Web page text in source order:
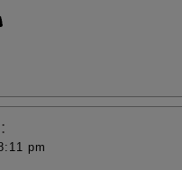
pm